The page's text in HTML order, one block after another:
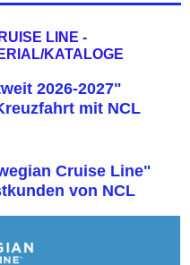
LINE -
KATALOGE
2026-2027"
mit NCL
Cruise Line"
von NCL